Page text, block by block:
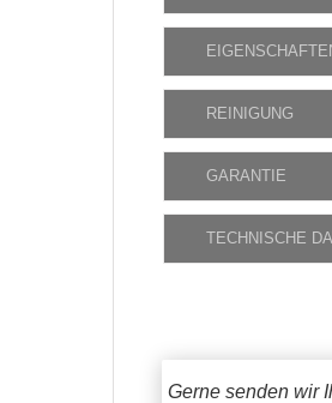
REINIGUNG
GARANTIE
TECHNISCHE
Gerne senden wir